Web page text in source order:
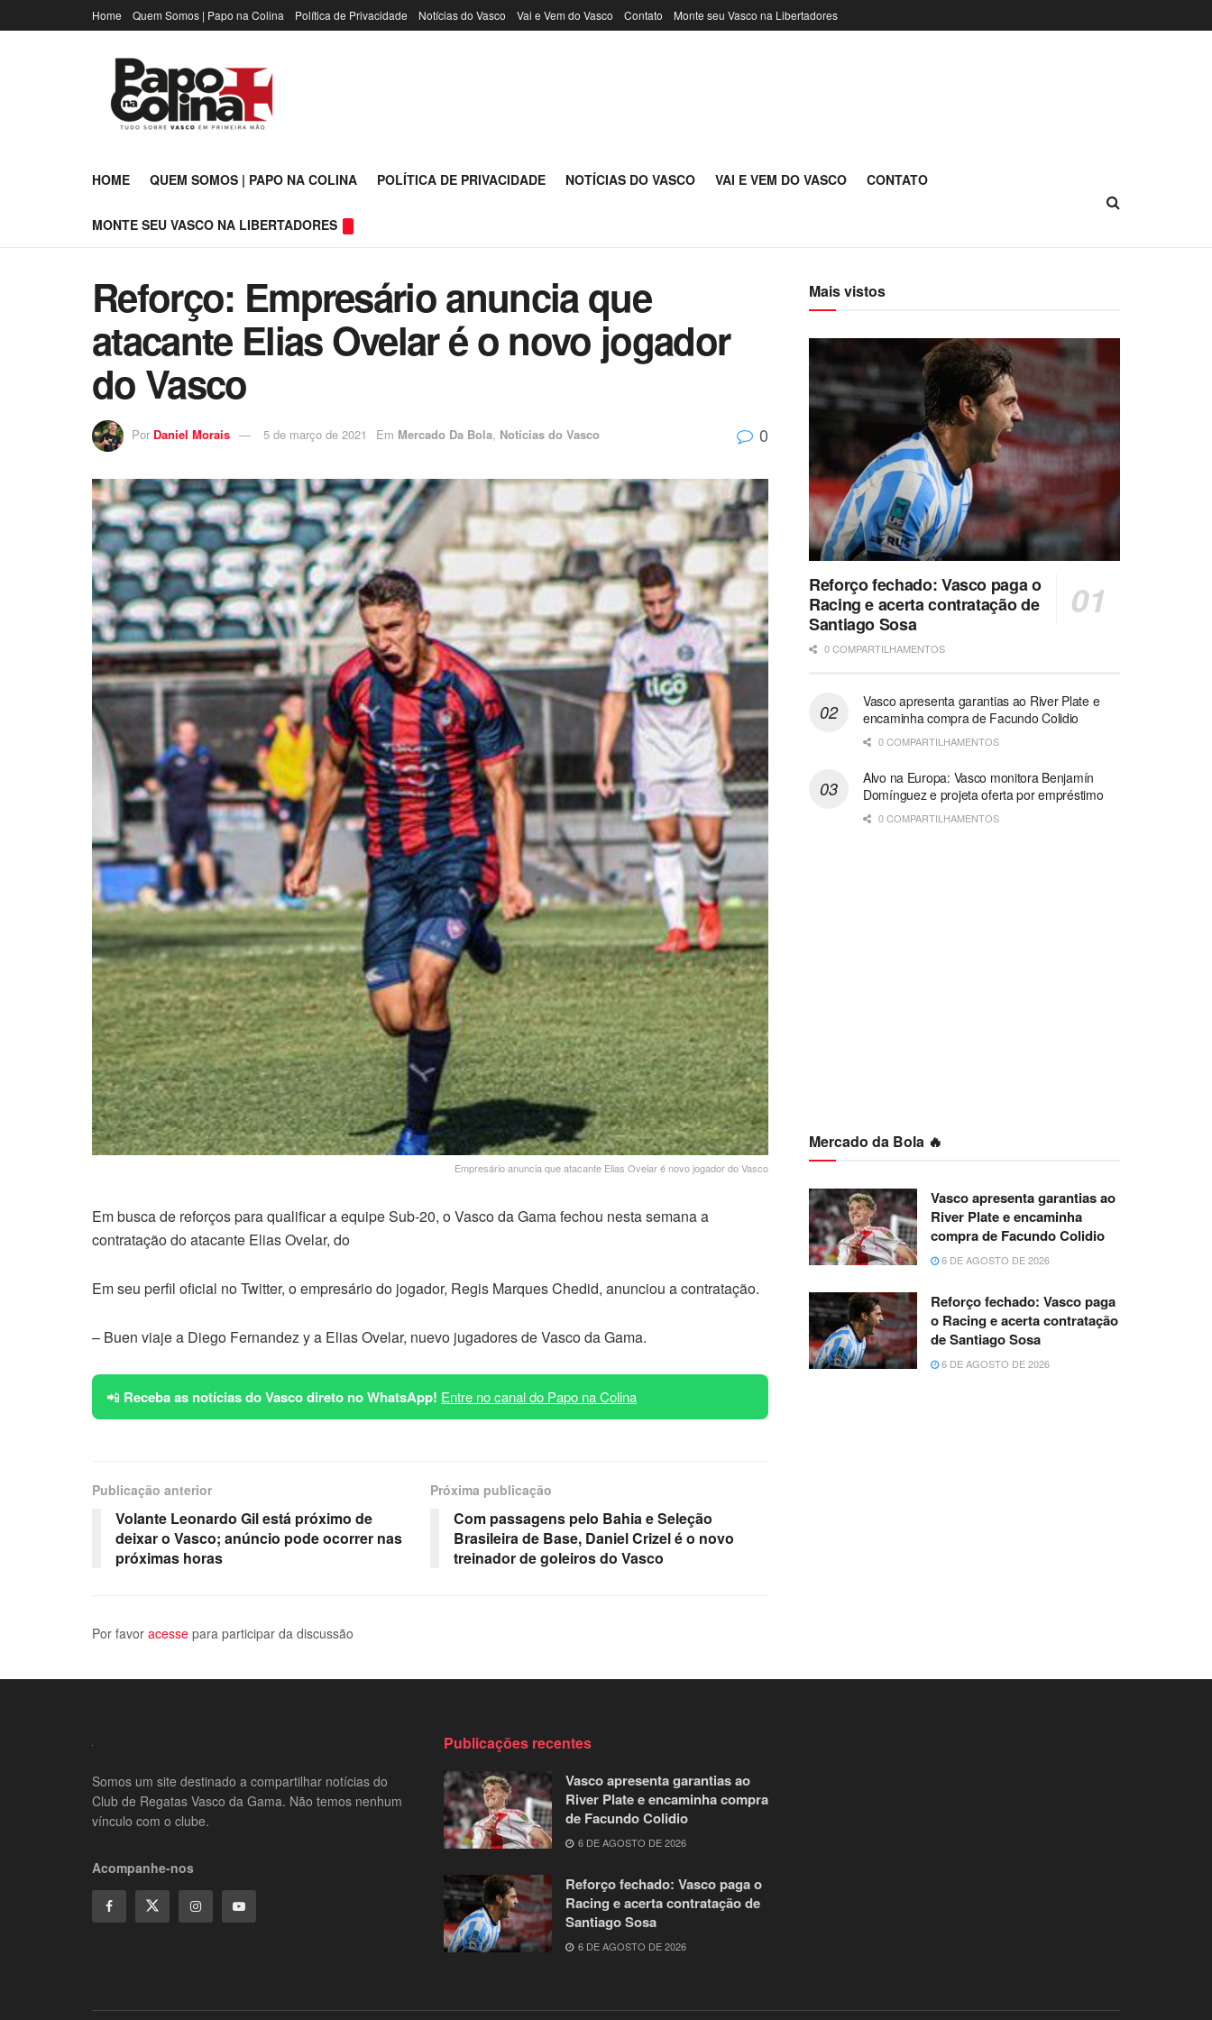
Home Quem Somos | Papo na Colina Política de Privacidade Notícias do Vasco Vai e Vem do Vasco Contato Monte seu Vasco na Libertadores
HOME QUEM SOMOS | PAPO NA COLINA POLÍTICA DE PRIVACIDADE NOTÍCIAS DO VASCO VAI E VEM DO VASCO CONTATO
MONTE SEU VASCO NA LIBERTADORES
Reforço: Empresário anuncia que
atacante Elias Ovelar é o novo jogador
do Vasco
Por Daniel Morais 5 de março de 2021 Em Mercado Da Bola, Notícias do Vasco 0
Empresário anuncia que atacante Elias Ovelar é novo jogador do Vasco
Em busca de reforços para qualificar a equipe Sub-20, o Vasco da Gama fechou nesta semana a
contratação do atacante Elias Ovelar, do
Em seu perfil oficial no Twitter, o empresário do jogador, Regis Marques Chedid, anunciou a contratação.
– Buen viaje a Diego Fernandez y a Elias Ovelar, nuevo jugadores de Vasco da Gama.
📲 Receba as notícias do Vasco direto no WhatsApp! Entre no canal do Papo na Colina
Publicação anterior
Volante Leonardo Gil está próximo de
deixar o Vasco; anúncio pode ocorrer nas
próximas horas
Próxima publicação
Com passagens pelo Bahia e Seleção
Brasileira de Base, Daniel Crizel é o novo
treinador de goleiros do Vasco
Por favor acesse para participar da discussão
Mais vistos
Reforço fechado: Vasco paga o
Racing e acerta contratação de
Santiago Sosa
0 COMPARTILHAMENTOS
Vasco apresenta garantias ao River Plate e
encaminha compra de Facundo Colidio
0 COMPARTILHAMENTOS
Alvo na Europa: Vasco monitora Benjamín
Domínguez e projeta oferta por empréstimo
0 COMPARTILHAMENTOS
Mercado da Bola 🔥
Vasco apresenta garantias ao
River Plate e encaminha
compra de Facundo Colidio
6 DE AGOSTO DE 2026
Reforço fechado: Vasco paga
o Racing e acerta contratação
de Santiago Sosa
6 DE AGOSTO DE 2026
Somos um site destinado a compartilhar notícias do
Club de Regatas Vasco da Gama. Não temos nenhum
vínculo com o clube.
Acompanhe-nos
Publicações recentes
Vasco apresenta garantias ao
River Plate e encaminha compra
de Facundo Colidio
6 DE AGOSTO DE 2026
Reforço fechado: Vasco paga o
Racing e acerta contratação de
Santiago Sosa
6 DE AGOSTO DE 2026